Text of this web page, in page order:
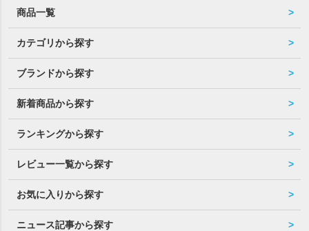
商品一覧
カテゴリから探す
ブランドから探す
新着商品から探す
ランキングから探す
レビュー一覧から探す
お気に入りから探す
ニュース記事から探す